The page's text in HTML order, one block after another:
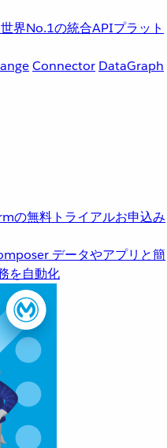
世界No.1の統合APIプラット
Connector DataGraph
の無料トライアルお申込み
データやアプリと簡
を自動化